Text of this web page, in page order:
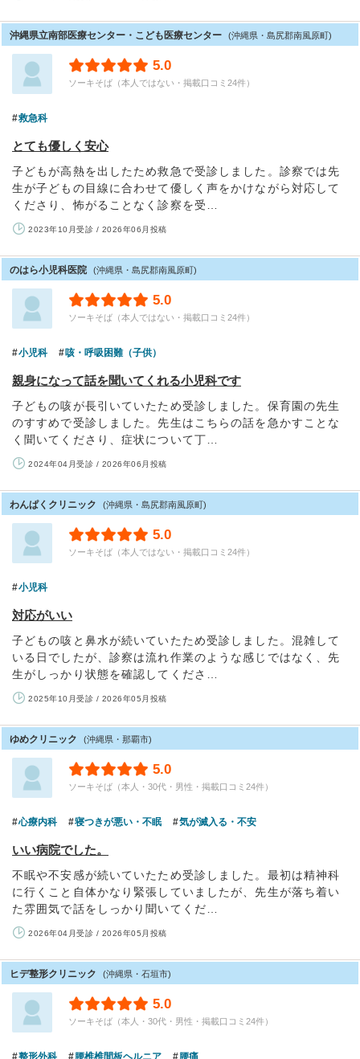
沖縄県立南部医療センター・こども医療センター (沖縄県・島尻郡南風原町)
5.0
ソーキそば（本人ではない・掲載口コミ24件）
救急科
とても優しく安心
子どもが高熱を出したため救急で受診しました。診察では先
生が子どもの目線に合わせて優しく声をかけながら対応して
くださり、怖がることなく診察を受…
2023年10月受診 / 2026年06月投稿
のはら小児科医院 (沖縄県・島尻郡南風原町)
5.0
ソーキそば（本人ではない・掲載口コミ24件）
小児科 咳・呼吸困難（子供）
親身になって話を聞いてくれる小児科です
子どもの咳が長引いていたため受診しました。保育園の先生
のすすめで受診しました。先生はこちらの話を急かすことな
く聞いてくださり、症状について丁…
2024年04月受診 / 2026年06月投稿
わんぱくクリニック (沖縄県・島尻郡南風原町)
5.0
ソーキそば（本人ではない・掲載口コミ24件）
小児科
対応がいい
子どもの咳と鼻水が続いていたため受診しました。混雑して
いる日でしたが、診察は流れ作業のような感じではなく、先
生がしっかり状態を確認してくださ…
2025年10月受診 / 2026年05月投稿
ゆめクリニック (沖縄県・那覇市)
5.0
ソーキそば（本人・30代・男性・掲載口コミ24件）
心療内科 寝つきが悪い・不眠 気が滅入る・不安
いい病院でした。
不眠や不安感が続いていたため受診しました。最初は精神科
に行くこと自体かなり緊張していましたが、先生が落ち着い
た雰囲気で話をしっかり聞いてくだ…
2026年04月受診 / 2026年05月投稿
ヒデ整形クリニック (沖縄県・石垣市)
5.0
ソーキそば（本人・30代・男性・掲載口コミ24件）
整形外科 腰椎椎間板ヘルニア 腰痛